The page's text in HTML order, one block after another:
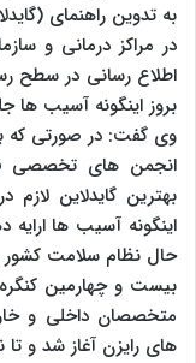
به تدوین راهنمای
در مراکز درمانی و
اطلاع رسانی در سطح
بروز اینگونه آسیب ها
وی گفت: در صورتی که
انجمن های تخصصی
بهترین گایدلاین
اینگونه آسیب ها
حال نظام سلامت کشور
بیست و چهارمین کنگره
متخصصان داخلی و
های رایزن آغاز شد و